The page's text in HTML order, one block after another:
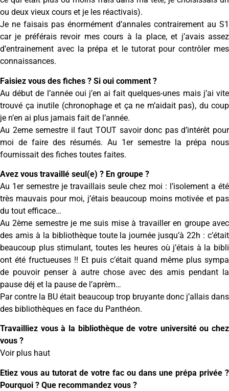
ou deux vieux cours et je les réactivais).
Je ne faisais pas énormément d’annales contrairement au S1
car je préférais revoir mes cours à la place, et j’avais assez
d’entrainement avec la prépa et le tutorat pour contrôler mes
connaissances.
Faisiez vous des fiches ? Si oui comment ?
Au début de l’année oui j’en ai fait quelques-unes mais j’ai vite
trouvé ça inutile (chronophage et ça ne m’aidait pas), du coup
je n’en ai plus jamais fait de l’année.
Au 2eme semestre il faut TOUT savoir donc pas d’intérêt pour
moi de faire des résumés. Au 1er semestre la prépa nous
fournissait des fiches toutes faites.
Avez vous travaillé seul(e) ? En groupe ?
Au 1er semestre je travaillais seule chez moi : l’isolement a été
très mauvais pour moi, j’étais beaucoup moins motivée et pas
du tout efficace…
Au 2ème semestre je me suis mise à travailler en groupe avec
des amis à la bibliothèque toute la journée jusqu’à 22h : c’était
beaucoup plus stimulant, toutes les heures où j’étais à la bibli
ont été fructueuses !! Et puis c’était quand même plus sympa
de pouvoir penser à autre chose avec des amis pendant la
pause déj et la pause de l’aprèm…
Par contre la BU était beaucoup trop bruyante donc j’allais dans
des bibliothèques en face du Panthéon.
Travailliez vous à la bibliothèque de votre université ou chez
vous ?
Voir plus haut
Etiez vous au tutorat de votre fac ou dans une prépa privée ?
Pourquoi ? Que recommandez vous ?